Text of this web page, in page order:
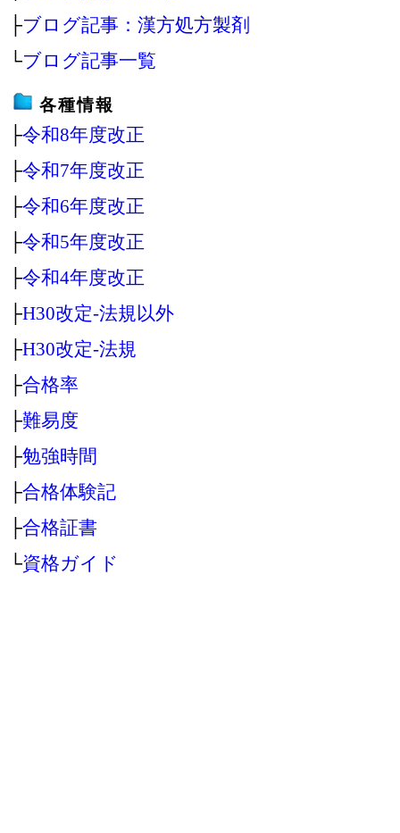
├ブログ記事：漢方処方製剤
└ブログ記事一覧
各種情報
├令和8年度改正
├令和7年度改正
├令和6年度改正
├令和5年度改正
├令和4年度改正
├H30改定‐法規以外
├H30改定‐法規
├合格率
├難易度
├勉強時間
├合格体験記
├合格証書
└資格ガイド